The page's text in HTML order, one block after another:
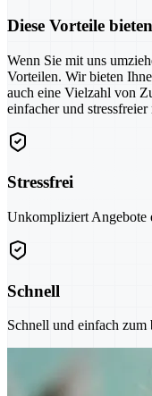
Diese Vorteile
Wenn Sie mit uns
Vorteilen. Wir bieten
auch eine Vielzahl von
einfacher und stressfreier
Stressfrei
Unkompliziert Angebote
Schnell
Schnell und einfach zum